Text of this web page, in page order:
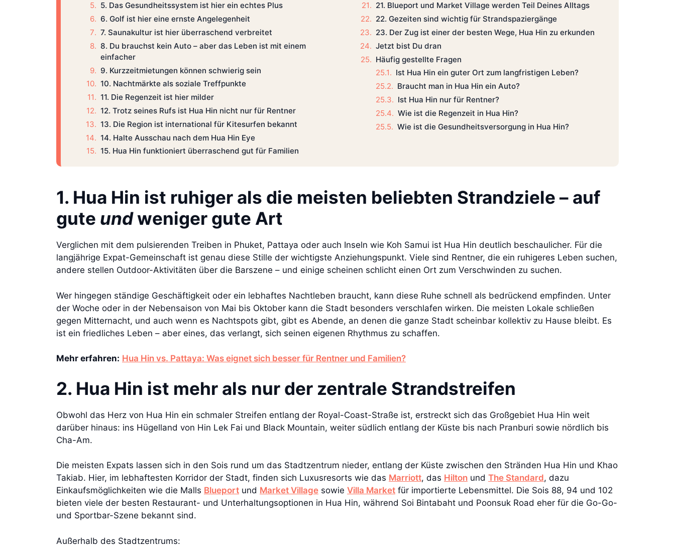
5. Das Gesundheitssystem ist hier ein echtes Plus
6. Golf ist hier eine ernste Angelegenheit
7. Saunakultur ist hier überraschend verbreitet
8. Du brauchst kein Auto – aber das Leben ist mit einem
einfacher
9. Kurzzeitmietungen können schwierig sein
10. Nachtmärkte als soziale Treffpunkte
11. Die Regenzeit ist hier milder
12. Trotz seines Rufs ist Hua Hin nicht nur für Rentner
13. Die Region ist international für Kitesurfen bekannt
14. Halte Ausschau nach dem Hua Hin Eye
15. Hua Hin funktioniert überraschend gut für Familien
21. Blueport und Market Village werden Teil Deines Alltags
22. Gezeiten sind wichtig für Strandspaziergänge
23. Der Zug ist einer der besten Wege, Hua Hin zu erkunden
Jetzt bist Du dran
Häufig gestellte Fragen
Ist Hua Hin ein guter Ort zum langfristigen Leben?
Braucht man in Hua Hin ein Auto?
Ist Hua Hin nur für Rentner?
Wie ist die Regenzeit in Hua Hin?
Wie ist die Gesundheitsversorgung in Hua Hin?
1. Hua Hin ist ruhiger als die meisten beliebten Strandziele – auf
gute undweniger gute Art
Verglichen mit dem pulsierenden Treiben in Phuket, Pattaya oder auch Inseln wie Koh Samui ist Hua Hin deutlich beschaulicher. Für die
langjährige Expat-Gemeinschaft ist genau diese Stille der wichtigste Anziehungspunkt. Viele sind Rentner, die ein ruhigeres Leben suchen,
andere stellen Outdoor-Aktivitäten über die Barszene – und einige scheinen schlicht einen Ort zum Verschwinden zu suchen.
Wer hingegen ständige Geschäftigkeit oder ein lebhaftes Nachtleben braucht, kann diese Ruhe schnell als bedrückend empfinden. Unter
der Woche oder in der Nebensaison von Mai bis Oktober kann die Stadt besonders verschlafen wirken. Die meisten Lokale schließen
gegen Mitternacht, und auch wenn es Nachtspots gibt, gibt es Abende, an denen die ganze Stadt scheinbar kollektiv zu Hause bleibt. Es
ist ein friedliches Leben – aber eines, das verlangt, sich seinen eigenen Rhythmus zu schaffen.
Mehr erfahren: Hua Hin vs. Pattaya: Was eignet sich besser für Rentner und Familien?
2. Hua Hin ist mehr als nur der zentrale Strandstreifen
Obwohl das Herz von Hua Hin ein schmaler Streifen entlang der Royal-Coast-Straße ist, erstreckt sich das Großgebiet Hua Hin weit
darüber hinaus: ins Hügelland von Hin Lek Fai und Black Mountain, weiter südlich entlang der Küste bis nach Pranburi sowie nördlich bis
Cha-Am.
Die meisten Expats lassen sich in den Sois rund um das Stadtzentrum nieder, entlang der Küste zwischen den Stränden Hua Hin und Khao
Takiab. Hier, im lebhaftesten Korridor der Stadt, finden sich Luxusresorts wie das Marriott, das Hilton und The Standard, dazu
Einkaufsmöglichkeiten wie die Malls Blueport und Market Village sowie Villa Market für importierte Lebensmittel. Die Sois 88, 94 und 102
bieten viele der besten Restaurant- und Unterhaltungsoptionen in Hua Hin, während Soi Bintabaht und Poonsuk Road eher für die Go-Go-
und Sportbar-Szene bekannt sind.
Außerhalb des Stadtzentrums: